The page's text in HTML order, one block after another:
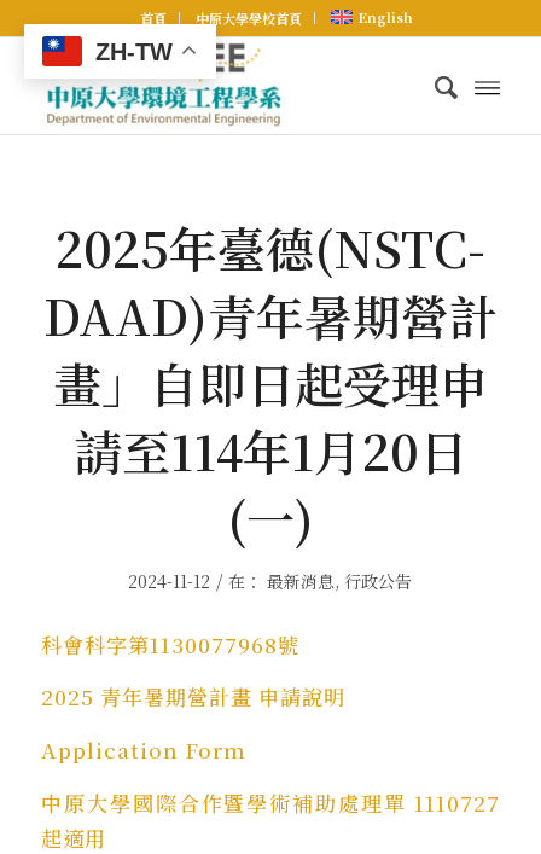
首頁 中原大學學校首頁 English
2025年臺德(NSTC-
DAAD)青年暑期營計
畫」自即日起受理申
請至114年1月20日
(一)
2024-11-12 / 在：最新消息, 行政公告
科會科字第1130077968號
2025 青年暑期營計畫 申請說明
Application Form
中原大學國際合作暨學術補助處理單 1110727
起適用
ZH-TW